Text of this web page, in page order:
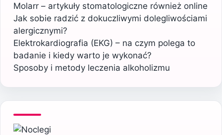
Molarr – artykuły stomatologiczne również online
Jak sobie radzić z dokuczliwymi dolegliwościami
alergicznymi?
Elektrokardiografia (EKG) – na czym polega to
badanie i kiedy warto je wykonać?
Sposoby i metody leczenia alkoholizmu